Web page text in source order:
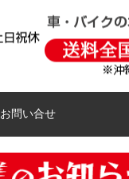
お問い合せ